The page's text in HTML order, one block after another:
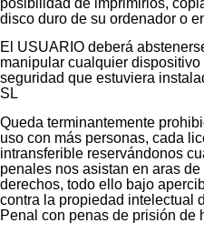
disco duro de su ordenador o
El USUARIO deberá
manipular cualquier
seguridad que estuviera
SL
Queda terminantemente
uso con más personas, cada
intransferible reservándonos
penales nos asistan en aras
derechos, todo ello bajo
contra la propiedad intelectual
Penal con penas de prisión de